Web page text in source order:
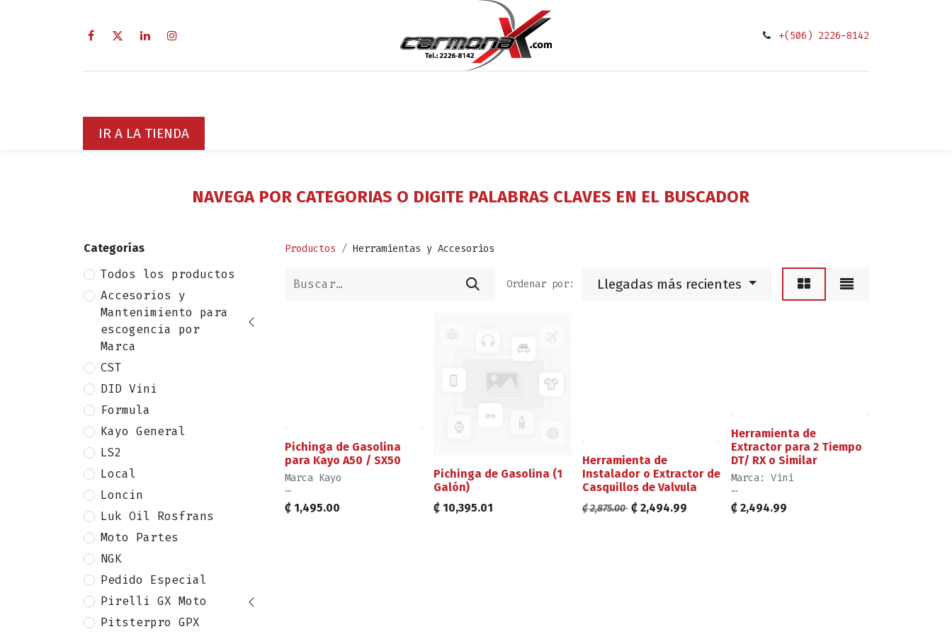
+(506) 2226-8142
IR A LA TIENDA
NAVEGA POR CATEGORIAS O DIGITE PALABRAS CLAVES EN EL BUSCADOR
Categorías
Todos los productos
Accesorios y
Mantenimiento para
escogencia por
Marca
CST
DID Vini
Formula
Kayo General
LS2
Local
Loncin
Luk Oil Rosfrans
Moto Partes
NGK
Pedido Especial
Pirelli GX Moto
Pitsterpro GPX
Productos Herramientas y Accesorios
Ordenar por: Llegadas más recientes
Pichinga de Gasolina
para Kayo A50 / SX50
Marca Kayo
Accesorios Original con
Mezcla Exacta para Motos
₡ 1,495.00
Pichinga de Gasolina (1
Galón)
₡ 10,395.01
Herramienta de
Instalador o Extractor de
Casquillos de Valvula
₡2,875.00 ₡ 2,494.99
Herramienta de
Extractor para 2 Tiempo
DT/ RX o Similar
Marca: Vini
Ventas por Unidad,
Elemento como se muestra
₡ 2,494.99